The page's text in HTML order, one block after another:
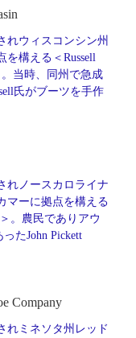
れウィスコンシン州
を構える＜Russell
。当時、同州で急成
氏がブーツを手作
れノースカロライナ
マーに拠点を構える
。農民でありアウ
たJohn Pickett
Company
れミネソタ州レッド